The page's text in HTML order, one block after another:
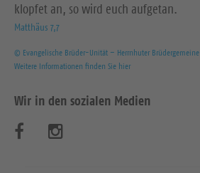
klopfet an, so wird euch aufgetan.
Matthäus 7,7
© Evangelische Brüder-Unität – Herrnhuter Brüdergemeine
Weitere Informationen finden Sie hier
Wir in den sozialen Medien